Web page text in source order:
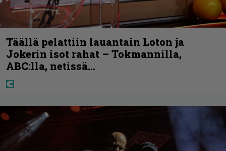
Täällä pelattiin lauantain Loton ja
Jokerin isot rahat – Tokmannilla,
ABC:lla, netissä…